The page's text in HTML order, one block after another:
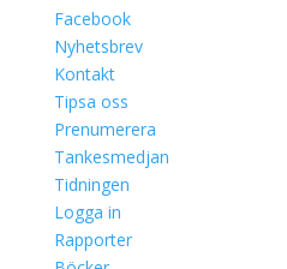
Facebook
Nyhetsbrev
Kontakt
Tipsa oss
Prenumerera
Tankesmedjan
Tidningen
Logga in
Rapporter